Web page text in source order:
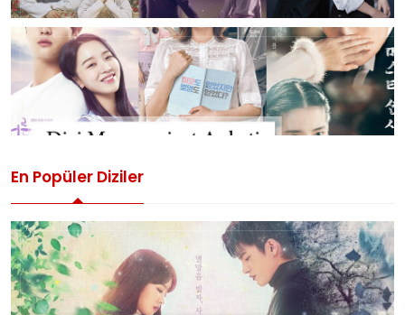
En Popüler Diziler